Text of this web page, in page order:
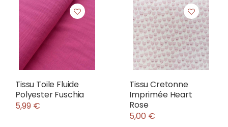
Tissu Toile Fluide
Polyester Fuschia
5,99 €
Tissu Cretonne
Imprimée Heart
Rose
5,00 €